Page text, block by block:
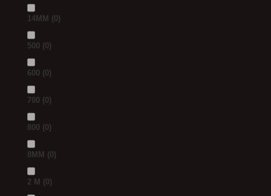
14MM (0)
500 (0)
600 (0)
700 (0)
800 (0)
8MM (0)
2 M (0)